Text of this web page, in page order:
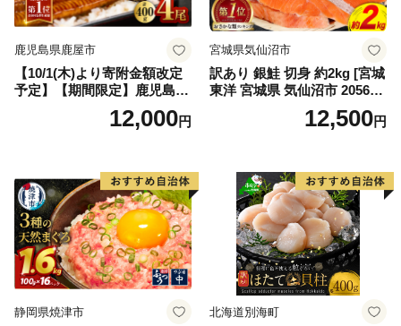
鹿児島県鹿屋市
【10/1(木)より寄附金額改定
予定】【期間限定】鹿児島県
大隅産うなぎ蒲焼4尾（400
g） KN007-02312,000円
宮城県気仙沼市
訳あり 銀鮭 切身 約2kg [宮城
東洋 宮城県 気仙沼市 205649
91] 鮭 魚介類 海鮮 訳アリ 規
格外 不揃い さけ サケ 鮭切身
切り身 魚 わけあり
12,500円
静岡県焼津市 北海道別海町